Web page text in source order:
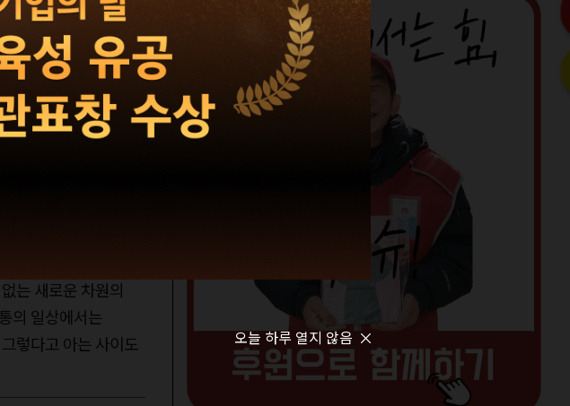
여다
적도 없는 이들의
는 새로운 차원의
의 일상에서는
렇다고 아는 사이도
오늘 하루 열지 않음